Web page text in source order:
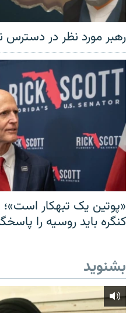
رهبر مورد نظر در دسترس
«پوتین یک تبهکار
کنگره باید روسیه را
بشنوید